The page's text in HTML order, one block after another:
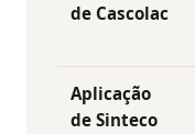
de Cascolac
Aplicação
de Sinteco